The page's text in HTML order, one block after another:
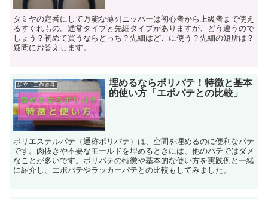
タミヤの定番にして万能な薄刃ニッパーは初心者から上級者まで使え
るすぐれもの。通常タイプと先細タイプがありますが、どう違うので
しょう？初めて買うならどっち？先細はどこに使う？先細の短所は？
疑問にお答えします。
組立・工作道具
埋めるならポリパテ！特徴と基本
的使い方「エポパテとの比較」
ポリエステルパテ（通称ポリパテ）は、空間を埋めるのに便利なパテ
です。肉抜きや不要なモールドを埋めるときには、他のパテではダメ
なことが多いです。ポリパテの特徴や基本的な使い方を実践例と一緒
に紹介し、エポパテやラッカーパテとの比較もしてみました。